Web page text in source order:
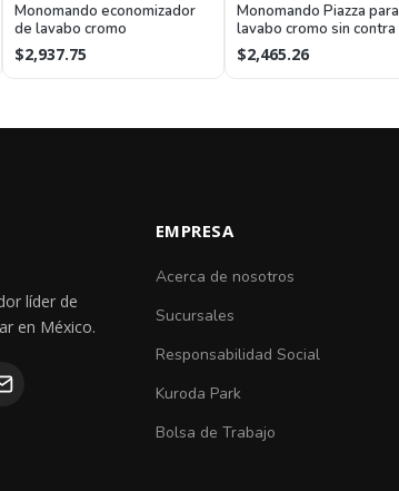
Monomando economizador
de lavabo cromo
$2,937.75
Monomando Piazza para
lavabo cromo sin contra
$2,465.26
líder de
en México.
EMPRESA
Acerca de nosotros
Sucursales
Responsabilidad Social
Kuroda Park
Bolsa de Trabajo